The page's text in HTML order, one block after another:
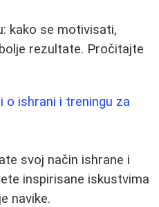
kako se motivisati,
rezultate. Pročitajte
o ishrani i treningu za
svoj način ishrane i
inspirisane iskustvima
navike.